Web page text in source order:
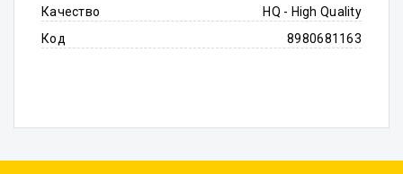
Качество
HQ - High Quality
Код
8980681163